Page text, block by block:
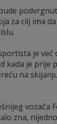
za cilj ima
je već
kada je prije
na
vozača
zna,